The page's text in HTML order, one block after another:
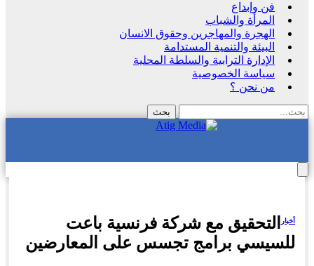
فن وإبداع
المرأة والشباب
الهجرة والمهاجرين وحقوق الانسان
البيئة والتنمية المستدامة
الإدارة الترابية والسلطة المحلية
سياسة الخصوصية
من نحن ؟
أخبار التحقيق مع شركة فرنسية باعت
للسيسي برامج تجسس على المعارضين